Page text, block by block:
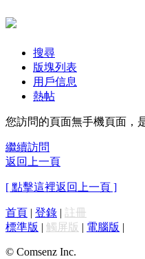
搜尋
版塊列表
用戶信息
熱帖
您訪問的頁面無手機頁面，
繼續訪問
返回上一頁
[ 點擊這裡返回上一頁 ]
首頁 | 登錄 | 註冊
標準版 | 觸屏版 | 電腦版 |
© Comsenz Inc.